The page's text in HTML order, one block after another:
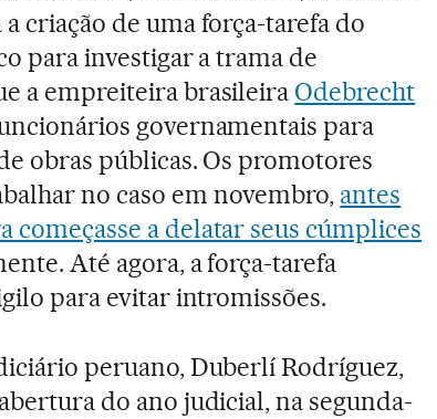
criação de uma força-tarefa do
para investigar a trama de
a empreiteira brasileira Odebrecht
governamentais para
obras públicas. Os promotores
no caso em novembro, antes
começasse a delatar seus cúmplices
Até agora, a força-tarefa
para evitar intromissões.
peruano, Duberlí Rodríguez,
do ano judicial, na segunda-